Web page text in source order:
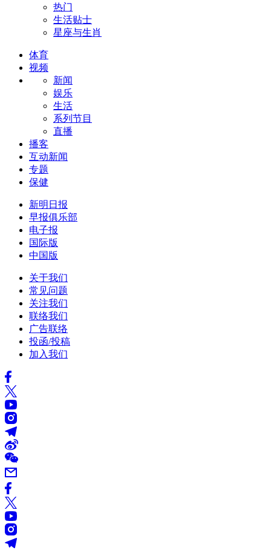
热门
生活贴士
星座与生肖
体育
视频
新闻
娱乐
生活
系列节目
直播
播客
互动新闻
专题
保健
新明日报
早报俱乐部
电子报
国际版
中国版
关于我们
常见问题
关注我们
联络我们
广告联络
投函/投稿
加入我们